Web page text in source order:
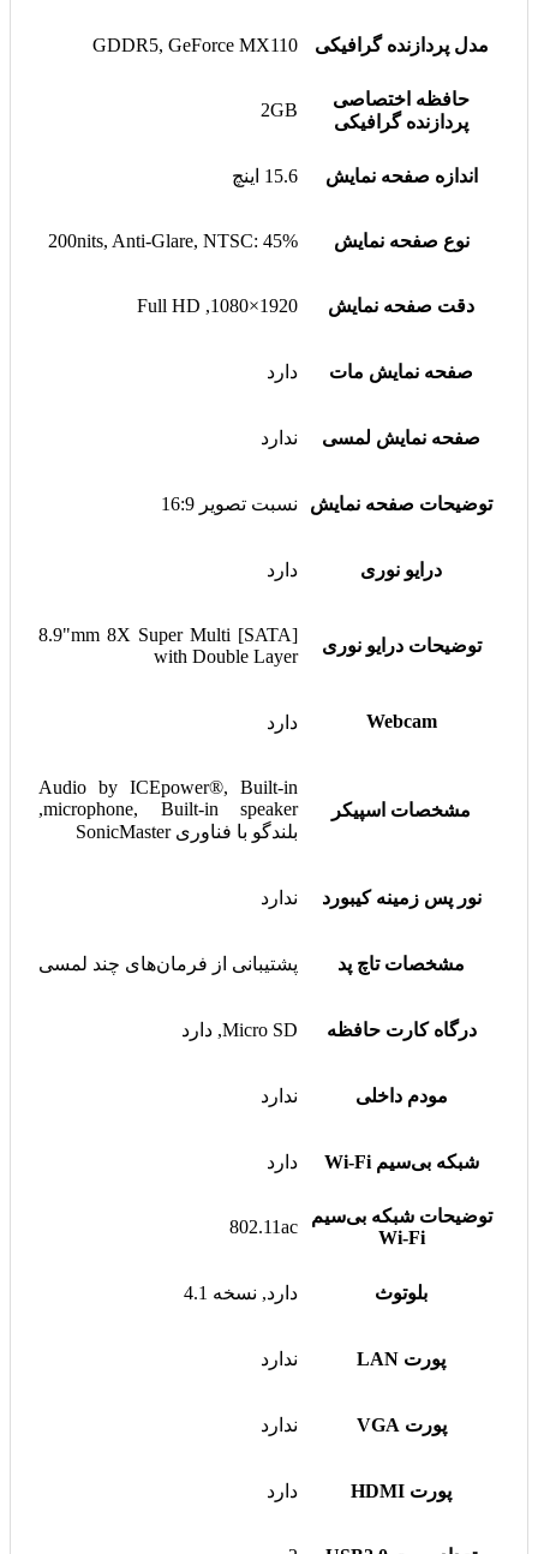
مدل پردازنده گرافیکی GDDR5, GeForce MX110
حافظه اختصاصی
پردازنده گرافیکی
2GB
اندازه صفحه نمایش 15.6 اینچ
نوع صفحه نمایش 200nits, Anti-Glare, NTSC: 45%
دقت صفحه نمایش 1920×1080, Full HD
صفحه نمایش مات دارد
صفحه نمایش لمسی ندارد
توضیحات صفحه نمایش نسبت تصویر 16:9
درایو نوری دارد
توضیحات درایو نوری
[SATA] 8.9"mm 8X Super Multi
with Double Layer
Webcam دارد
مشخصات اسپیکر
Audio by ICEpower®, Built-in
microphone, Built-in speaker,
بلندگو با فناوری SonicMaster
نور پس زمینه کیبورد ندارد
مشخصات تاچ پد پشتیبانی از فرمان‌های چند لمسی
درگاه کارت حافظه Micro SD, دارد
مودم داخلی ندارد
شبکه بی‌سیم Wi-Fi دارد
توضیحات شبکه بی‌سیم
Wi-Fi
802.11ac
بلوتوث دارد, نسخه 4.1
پورت LAN ندارد
پورت VGA ندارد
پورت HDMI دارد